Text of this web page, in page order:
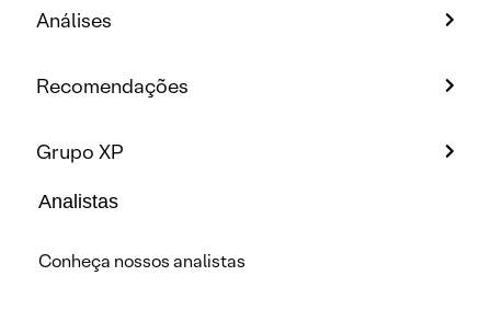
Análises
Recomendações
Grupo XP
Analistas
Conheça nossos analistas